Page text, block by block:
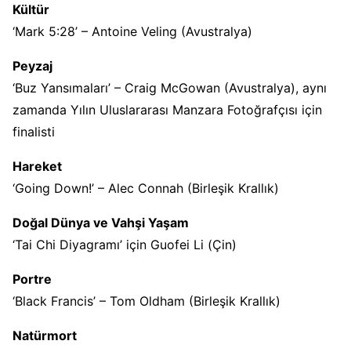
Kültür
‘Mark 5:28’ – Antoine Veling (Avustralya)
Peyzaj
‘Buz Yansımaları’ – Craig McGowan (Avustralya), aynı
zamanda Yılın Uluslararası Manzara Fotoğrafçısı için
finalisti
Hareket
‘Going Down!’ – Alec Connah (Birleşik Krallık)
Doğal Dünya ve Vahşi Yaşam
‘Tai Chi Diyagramı’ için Guofei Li (Çin)
Portre
‘Black Francis’ – Tom Oldham (Birleşik Krallık)
Natürmort